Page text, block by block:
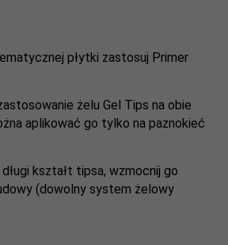
płytki zastosuj Primer
żelu Gel Tips na obie
aplikować go tylko na paznokieć
kształt tipsa, wzmocnij go
(dowolny system żelowy